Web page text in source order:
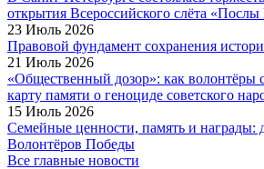
открытия Всероссийского слёта
23 Июль 2026
Правовой фундамент сохранения
21 Июль 2026
«Общественный дозор»: как волонтёры
карту памяти о геноциде советского
15 Июль 2026
Семейные ценности, память и награды:
Волонтёров Победы
Все главные новости